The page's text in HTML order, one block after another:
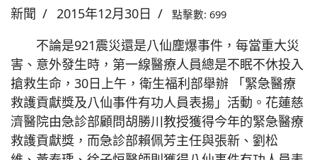
新聞 2015年12月30日 點擊數: 699
不論是921震災還是八仙塵爆事件，每當重大災
害、意外發生時，第一線醫療人員總是不眠不休投入
搶救生命，30日上午，衛生福利部舉辦 「緊急醫療
救護貢獻獎及八仙事件有功人員表揚」活動。花蓮慈
濟醫院由急診部顧問胡勝川教授獲得今年的緊急醫療
救護貢獻獎，而急診部賴佩芳主任與張新、劉松